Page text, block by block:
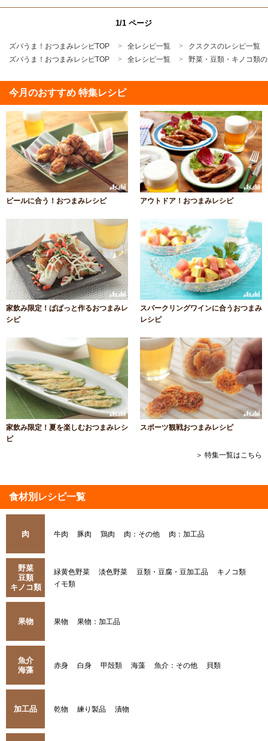
1/1 ページ
ズバうま！おつまみレシピTOP 全レシピ一覧
クスクスのレシピ一覧
ズバうま！おつまみレシピTOP
全レシピ一覧 野菜・豆類・キノコ類
今月のおすすめ 特集レシピ
ビールに合う！おつまみレシピ アウトドア！おつまみレシピ
家飲み限定！ぱぱっと作るおつまみレ
シピ
スパークリングワインに合うおつまみ
レシピ
家飲み限定！夏を楽しむおつまみレシ
ピ
スポーツ観戦おつまみレシピ
＞ 特集一覧はこちら
食材別レシピ一覧
肉 牛肉 豚肉 鶏肉 肉：その他 肉：加工品
野菜
豆類
キノコ類
緑黄色野菜 淡色野菜 豆類・豆腐・豆加工品
キノコ類
イモ類
果物 果物 果物：加工品
魚介
海藻
赤身 白身 甲殻類 海藻 魚介：その他 貝類
加工品 乾物 練り製品 漬物